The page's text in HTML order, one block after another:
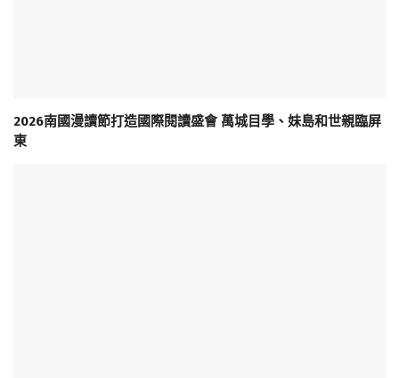
2026南國漫讀節打造國際閱讀盛會 萬城目學、妹島和世親臨屏
東